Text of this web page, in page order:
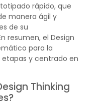
rápido, que
manera ágil y
de su
resumen, el Design
para la
y centrado en
Thinking